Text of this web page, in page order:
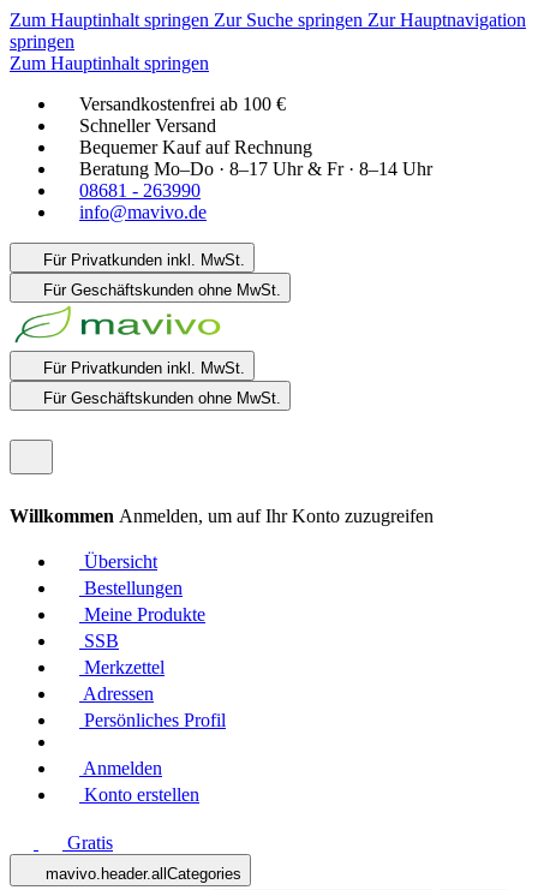
Zum Hauptinhalt springen Zur Suche springen Zur Hauptnavigation
springen
Zum Hauptinhalt springen
Versandkostenfrei ab 100 €
Schneller Versand
Bequemer Kauf auf Rechnung
Beratung Mo–Do · 8–17 Uhr & Fr · 8–14 Uhr
08681 - 263990
info@mavivo.de
Für Privatkunden inkl. MwSt.
Für Geschäftskunden ohne MwSt.
Für Privatkunden inkl. MwSt.
Für Geschäftskunden ohne MwSt.
Willkommen Anmelden, um auf Ihr Konto zuzugreifen
Übersicht
Bestellungen
Meine Produkte
SSB
Merkzettel
Adressen
Persönliches Profil
Anmelden
Konto erstellen
Gratis
mavivo.header.allCategories